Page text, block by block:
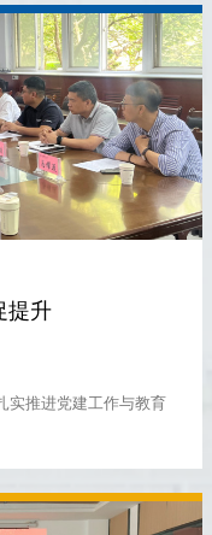
提升
实推进党建工作与教育